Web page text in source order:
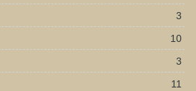
3
10
3
11